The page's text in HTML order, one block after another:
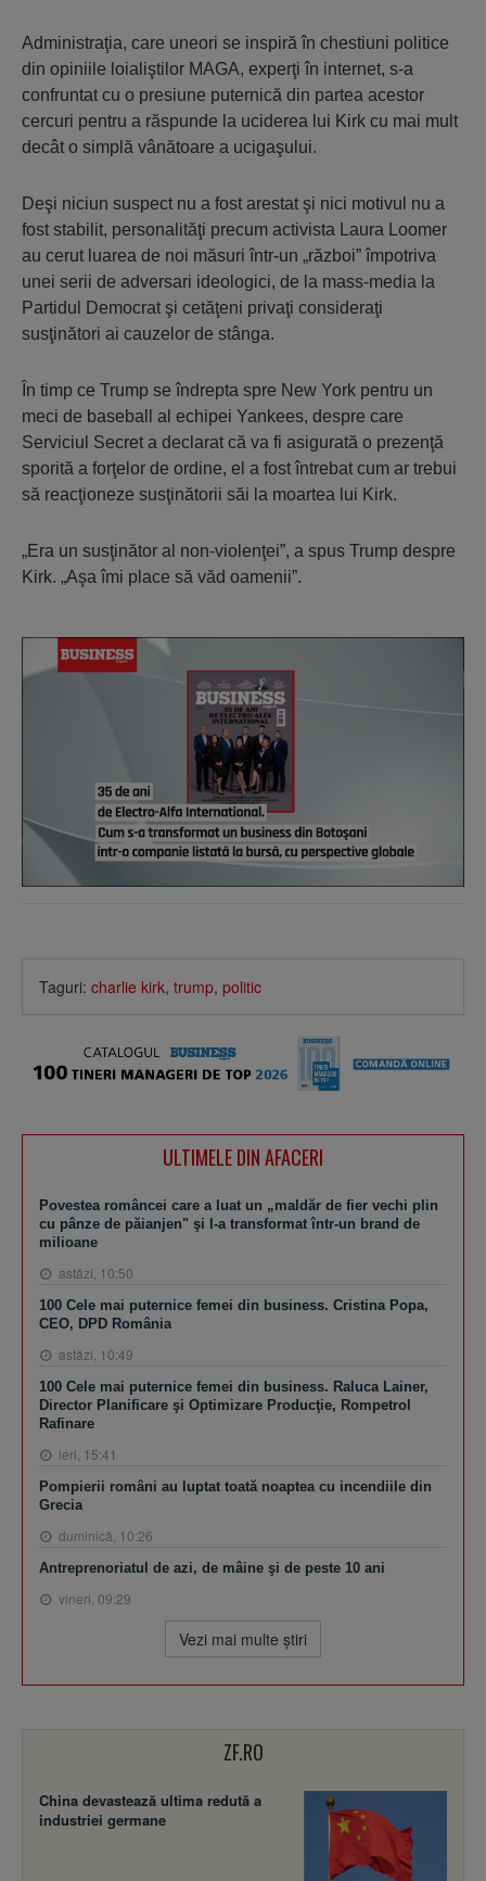
Administraţia, care uneori se inspiră în chestiuni politice
din opiniile loialiştilor MAGA, experţi în internet, s-a
confruntat cu o presiune puternică din partea acestor
cercuri pentru a răspunde la uciderea lui Kirk cu mai mult
decât o simplă vânătoare a ucigaşului.
Deşi niciun suspect nu a fost arestat şi nici motivul nu a
fost stabilit, personalităţi precum activista Laura Loomer
au cerut luarea de noi măsuri într-un „război” împotriva
unei serii de adversari ideologici, de la mass-media la
Partidul Democrat şi cetăţeni privaţi consideraţi
susţinători ai cauzelor de stânga.
În timp ce Trump se îndrepta spre New York pentru un
meci de baseball al echipei Yankees, despre care
Serviciul Secret a declarat că va fi asigurată o prezenţă
sporită a forţelor de ordine, el a fost întrebat cum ar trebui
să reacţioneze susţinătorii săi la moartea lui Kirk.
„Era un susţinător al non-violenţei”, a spus Trump despre
Kirk. „Aşa îmi place să văd oamenii”.
Taguri: charlie kirk, trump, politic
ULTIMELE DIN AFACERI
Povestea româncei care a luat un „maldăr de fier vechi plin
cu pânze de păianjen" şi l-a transformat într-un brand de
milioane
astăzi, 10:50
100 Cele mai puternice femei din business. Cristina Popa,
CEO, DPD România
astăzi, 10:49
100 Cele mai puternice femei din business. Raluca Lainer,
Director Planificare şi Optimizare Producţie, Rompetrol
Rafinare
ieri, 15:41
Pompierii români au luptat toată noaptea cu incendiile din
Grecia
duminică, 10:26
Antreprenoriatul de azi, de mâine şi de peste 10 ani
vineri, 09:29
Vezi mai multe ştiri
ZF.RO
China devastează ultima redută a
industriei germane